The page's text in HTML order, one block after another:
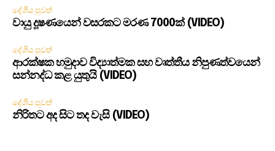
දේශීය පුවත්
වායු දූෂණයෙන් වසරකට මරණ 7000ක් (VIDEO)
දේශීය පුවත්
ආරක්ෂක හමුදාව විද්‍යාත්මක සහ වෘත්තීය නිපුණත්වයෙන්
සන්නද්ධ කළ යුතුයි (VIDEO)
දේශීය පුවත්
නිරිතට අද සිට තද වැසි (VIDEO)